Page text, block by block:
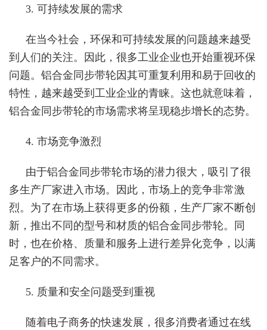
3. 可持续发展的需求
在当今社会，环保和可持续发展的问题越来越受
到人们的关注。因此，很多工业企业也开始重视环保
问题。铝合金同步带轮因其可重复利用和易于回收的
特性，越来越受到工业企业的青睐。这也就意味着，
铝合金同步带轮的市场需求将呈现稳步增长的态势。
4. 市场竞争激烈
由于铝合金同步带轮市场的潜力很大，吸引了很
多生产厂家进入市场。因此，市场上的竞争非常激
烈。为了在市场上获得更多的份额，生产厂家不断创
新，推出不同的型号和材质的铝合金同步带轮。同
时，也在价格、质量和服务上进行差异化竞争，以满
足客户的不同需求。
5. 质量和安全问题受到重视
随着电子商务的快速发展，很多消费者通过在线